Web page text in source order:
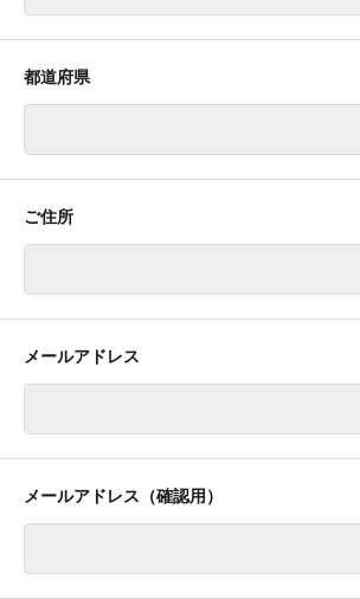
都道府県
ご住所
メールアドレス
メールアドレス（確認用）